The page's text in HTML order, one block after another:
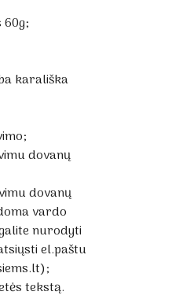
karališka
dovanų
dovanų
vardo
nurodyti
el.paštu
tekstą.